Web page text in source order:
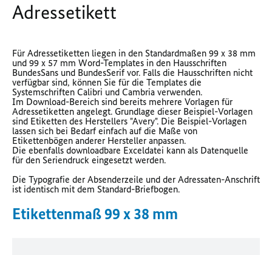
Adressetikett
Für Adressetiketten liegen in den Standardmaßen 99 x 38 mm
und 99 x 57 mm Word-Templates in den Hausschriften
BundesSans und BundesSerif vor. Falls die Hausschriften nicht
verfügbar sind, können Sie für die Templates die
Systemschriften Calibri und Cambria verwenden.
Im Download-Bereich sind bereits mehrere Vorlagen für
Adressetiketten angelegt. Grundlage dieser Beispiel-Vorlagen
sind Etiketten des Herstellers "Avery". Die Beispiel-Vorlagen
lassen sich bei Bedarf einfach auf die Maße von
Etikettenbögen anderer Hersteller anpassen.
Die ebenfalls downloadbare Exceldatei kann als Datenquelle
für den Seriendruck eingesetzt werden.
Die Typografie der Absenderzeile und der Adressaten-Anschrift
ist identisch mit dem Standard-Briefbogen.
Etikettenmaß 99 x 38 mm